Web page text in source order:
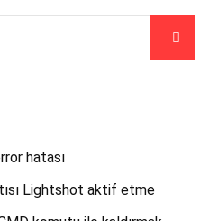
hatası
Lightshot aktif etme